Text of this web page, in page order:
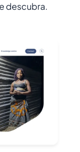
descubra.